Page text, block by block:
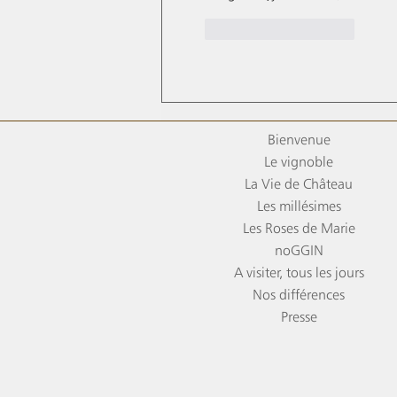
Bienvenue
Le vignoble
La Vie de Château
Les millésimes
Les Roses de Marie
noGGIN
A visiter, tous les jours
Nos différences
Presse